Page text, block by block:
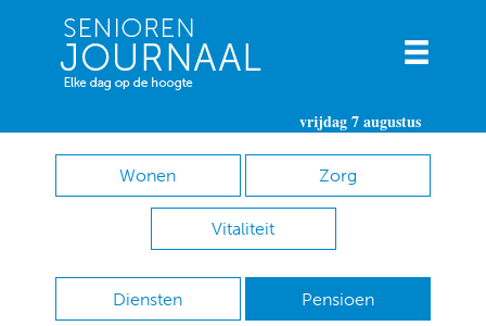
vrijdag 7 augustus
Wonen Zorg
Vitaliteit
Diensten Pensioen